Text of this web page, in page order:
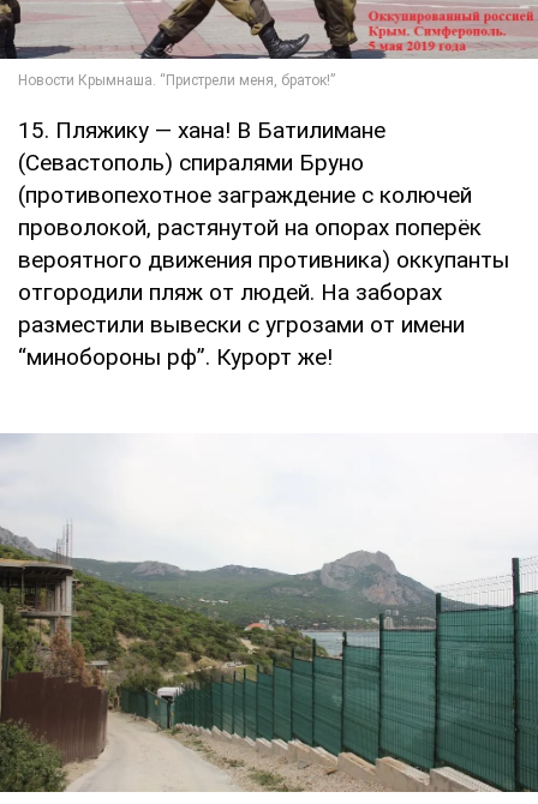
15. Пляжику — хана! В Батилимане
(Севастополь) спиралями Бруно
(противопехотное заграждение с колючей
проволокой, растянутой на опорах поперёк
вероятного движения противника) оккупанты
отгородили пляж от людей. На заборах
разместили вывески с угрозами от имени
“минобороны рф”. Курорт же!